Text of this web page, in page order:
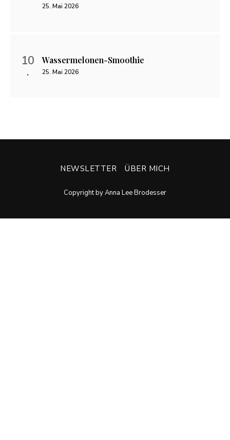
25. Mai 2026
Wassermelonen-Smoothie
25. Mai 2026
NEWSLETTER ÜBER MICH
Copyright by Anna Lee Brodesser